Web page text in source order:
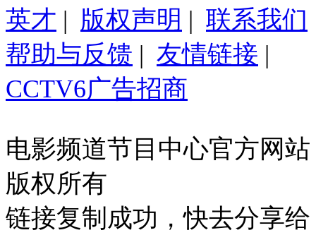
英才 | 版权声明 | 联系我们
帮助与反馈 | 友情链接 |
CCTV6广告招商
电影频道节目中心官方网站
版权所有
链接复制成功，快去分享给